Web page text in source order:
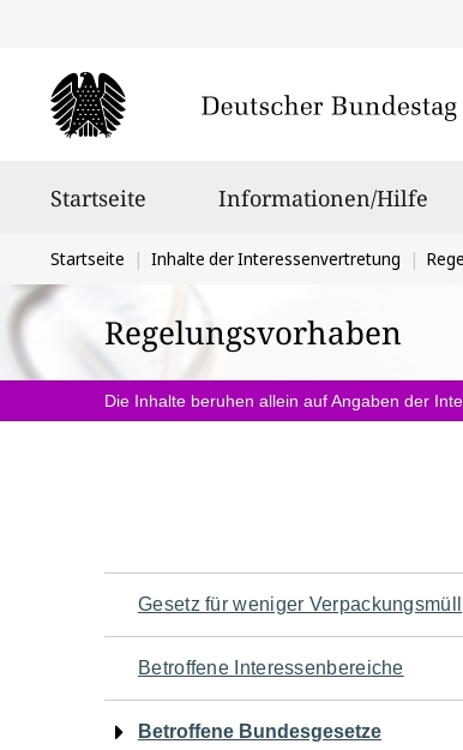
Startseite Informationen/Hilfe
Sie
befinden
sich
hier:
Startseite Inhalte der Interessenvertretung
Regelungsvorhaben
Die Inhalte beruhen allein auf Angaben der
Navigation
für
den
Gesetz für weniger Verpackungsmüll
Betroffene Interessenbereiche
Betroffene Bundesgesetze